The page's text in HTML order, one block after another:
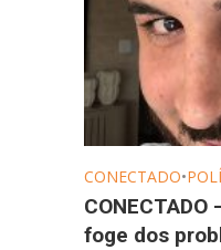
CONECTADO•
foge dos